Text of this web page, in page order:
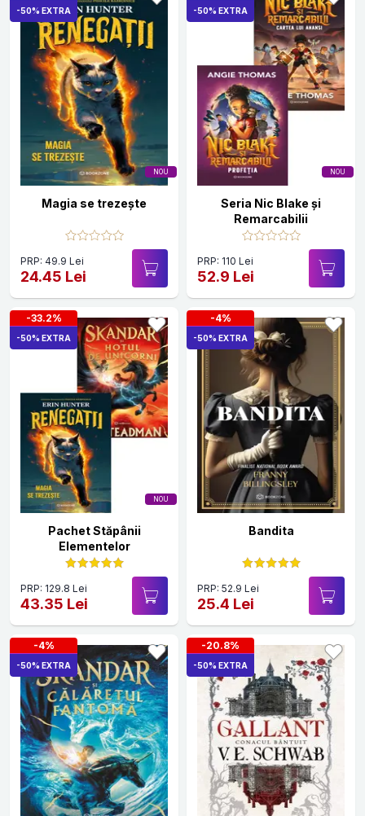
NOU
-50% EXTRA
Magia se trezește
PRP: 49.9 Lei
24.45 Lei
NOU
-50% EXTRA
Seria Nic Blake și
Remarcabilii
PRP: 110 Lei
52.9 Lei
NOU
-33.2%
-50% EXTRA
Pachet Stăpânii
Elementelor
PRP: 129.8 Lei
43.35 Lei
-4%
-50% EXTRA
Bandita
PRP: 52.9 Lei
25.4 Lei
-4%
-50% EXTRA
-20.8%
-50% EXTRA